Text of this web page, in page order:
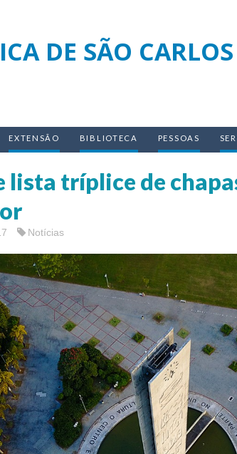
DE SÃO CARLOS
EXTENSÃO BIBLIOTECA PESSOAS
lista tríplice de
Notícias